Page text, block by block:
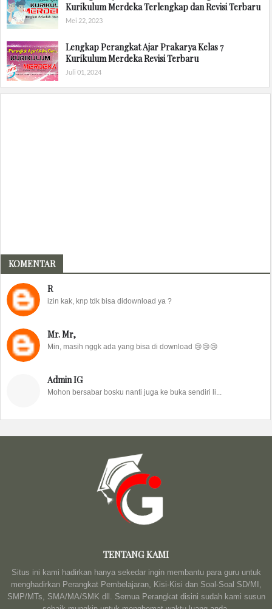
Kurikulum Merdeka Terlengkap dan Revisi Terbaru
Mei 22, 2023
Lengkap Perangkat Ajar Prakarya Kelas 7
Kurikulum Merdeka Revisi Terbaru
Juli 01, 2024
KOMENTAR
R
izin kak, knp tdk bisa didownload ya ?
Mr. Mr,
Min, masih nggk ada yang bisa di download 😢😢😢
Admin IG
Mohon bersabar bosku nanti juga ke buka sendiri li...
TENTANG KAMI
Situs ini kami hadirkan hanya sekedar ingin membantu para guru untuk
menghadirkan Perangkat Pembelajaran, Kisi-Kisi dan Soal-Soal SD/MI,
SMP/MTs, SMA/MA/SMK dll. Semua Perangkat disini sudah kami susun